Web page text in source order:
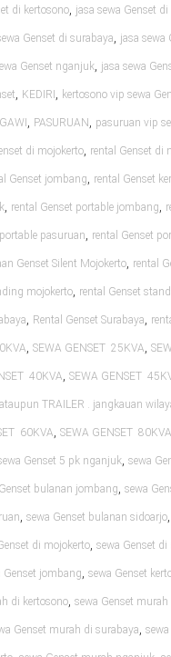
di kertosono, jasa sewa Genset
Genset di surabaya, jasa sewa
Genset nganjuk, jasa sewa
, KEDIRI , kertosono vip sewa
, PASURUAN , pasuruan vip
di mojokerto, rental Genset di
Genset jombang, rental Genset
, rental Genset portable jombang,
pasuruan, rental Genset
Genset Silent Mojokerto, rental
mojokerto, rental Genset
, Rental Genset Surabaya,
, SEWA GENSET 25KVA,
40KVA, SEWA GENSET
TRAILER . jangkauan
60KVA, SEWA GENSET 80KVA
Genset 5 pk nganjuk, sewa
bulanan jombang, sewa
, sewa Genset bulanan sidoarjo,
di mojokerto, sewa Genset
Genset jombang, sewa Genset
di kertosono, sewa Genset
Genset murah di surabaya,